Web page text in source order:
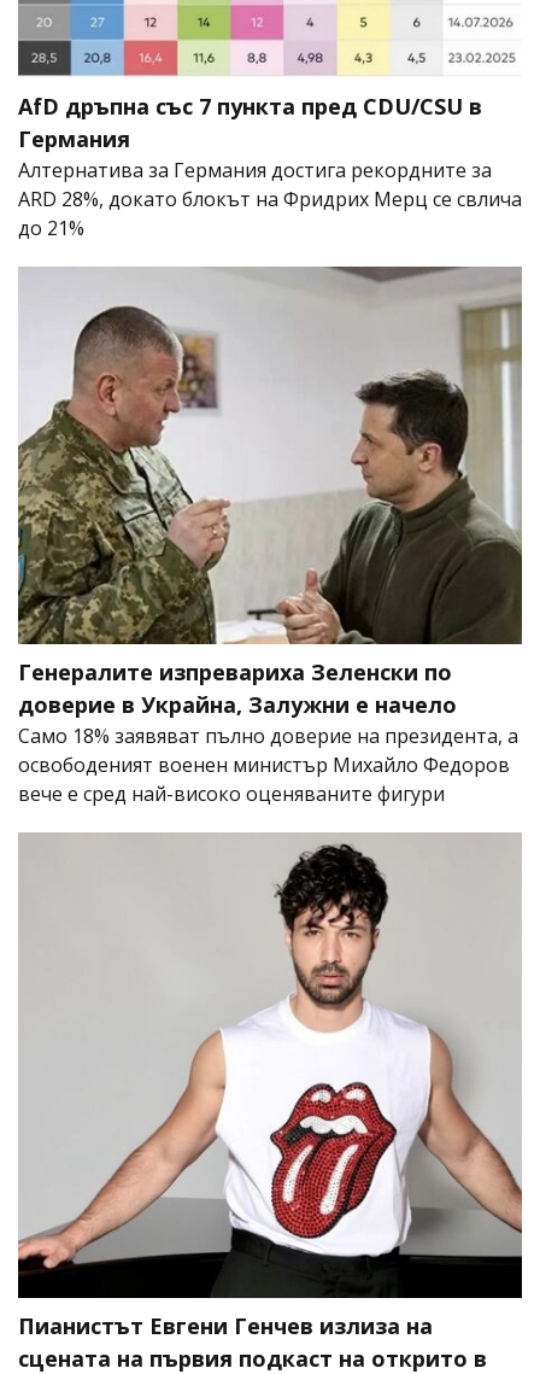
AfD дръпна със 7 пункта пред CDU/CSU в
Германия
Алтернатива за Германия достига рекордните за
ARD 28%, докато блокът на Фридрих Мерц се свлича
до 21%
Генералите изпревариха Зеленски по
доверие в Украйна, Залужни е начело
Само 18% заявяват пълно доверие на президента, а
освободеният военен министър Михайло Федоров
вече е сред най-високо оценяваните фигури
Пианистът Евгени Генчев излиза на
сцената на първия подкаст на открито в